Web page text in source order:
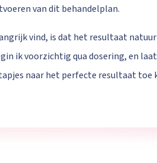
van dit behandelplan.
vind, is dat het resultaat
ik voorzichtig qua dosering, en
naar het perfecte resultaat toe